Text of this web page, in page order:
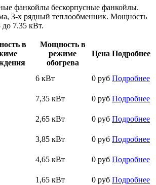
фанкойлы бескорпусные фанкойлы.
3-х рядный теплообменник. Мощность
до 7.35 кВт.
в
Мощность в
режиме
обогрева
Цена Подробнее
6 кВт 0 руб Подробнее
7,35 кВт 0 руб Подробнее
2,65 кВт 0 руб Подробнее
3,85 кВт 0 руб Подробнее
4,65 кВт 0 руб Подробнее
1,65 кВт 0 руб Подробнее